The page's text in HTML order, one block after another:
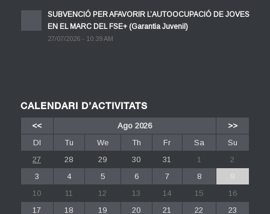
SUBVENCIÓ PER AFAVORIR L’AUTOOCUPACIÓ DE JOVES
EN EL MARC DEL FSE+ (Garantia Juvenil)
27/07/2026 - 10:39 AM
CALENDARI D’ACTIVITATS
<< Ago 2026
>>
Dl
Tu We Th Fr Sa
Su
27
28 29 30 31 1
2
3
4 5 6 7 8
9
10
11 12 13 14 15
16
17
18 19 20 21 22
23